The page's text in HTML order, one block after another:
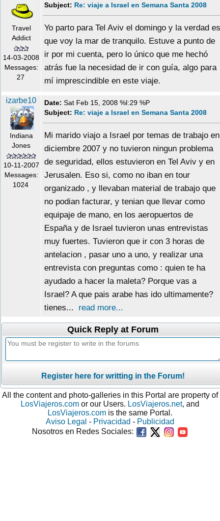
Travel
Addict
14-03-2008
Messages:
27
Subject: Re: viaje a Israel en Semana Santa 2008
Yo parto para Tel Aviv el domingo y la verdad es
que voy la mar de tranquilo. Estuve a punto de
ir por mi cuenta, pero lo único que me hechó
atrás fue la necesidad de ir con guía, algo para
mí imprescindible en este viaje.
izarbe10
Indiana
Jones
10-11-2007
Messages:
1024
Date: Sat Feb 15, 2008 %I:29 %P
Subject: Re: viaje a Israel en Semana Santa 2008
Mi marido viajo a Israel por temas de trabajo en
diciembre 2007 y no tuvieron ningun problema
de seguridad, ellos estuvieron en Tel Aviv y en
Jerusalen. Eso si, como no iban en tour
organizado , y llevaban material de trabajo que
no podian facturar, y tenian que llevar como
equipaje de mano, en los aeropuertos de
España y de Israel tuvieron unas entrevistas
muy fuertes. Tuvieron que ir con 3 horas de
antelacion , pasar uno a uno, y realizar una
entrevista con preguntas como : quien te ha
ayudado a hacer la maleta? Porque vas a
Israel? A que pais arabe has ido ultimamente?
tienes... read more...
Quick Reply at Forum
Register here for writting in the Forum!
All the content and photo-galleries in this Portal are property of
LosViajeros.com or our Users. LosViajeros.net, and
LosViajeros.com is the same Portal.
Aviso Legal - Privacidad - Publicidad
Nosotros en Redes Sociales: